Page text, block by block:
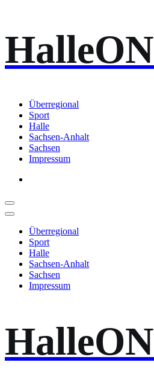
Inhalt
springen
HalleON
Überregional
Sport
Halle
Sachsen-Anhalt
Sachsen
Impressum
Überregional
Sport
Halle
Sachsen-Anhalt
Sachsen
Impressum
HalleON